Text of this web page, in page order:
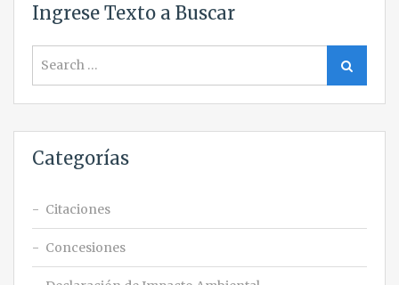
Ingrese Texto a Buscar
for:
Search
Categorías
Citaciones
Concesiones